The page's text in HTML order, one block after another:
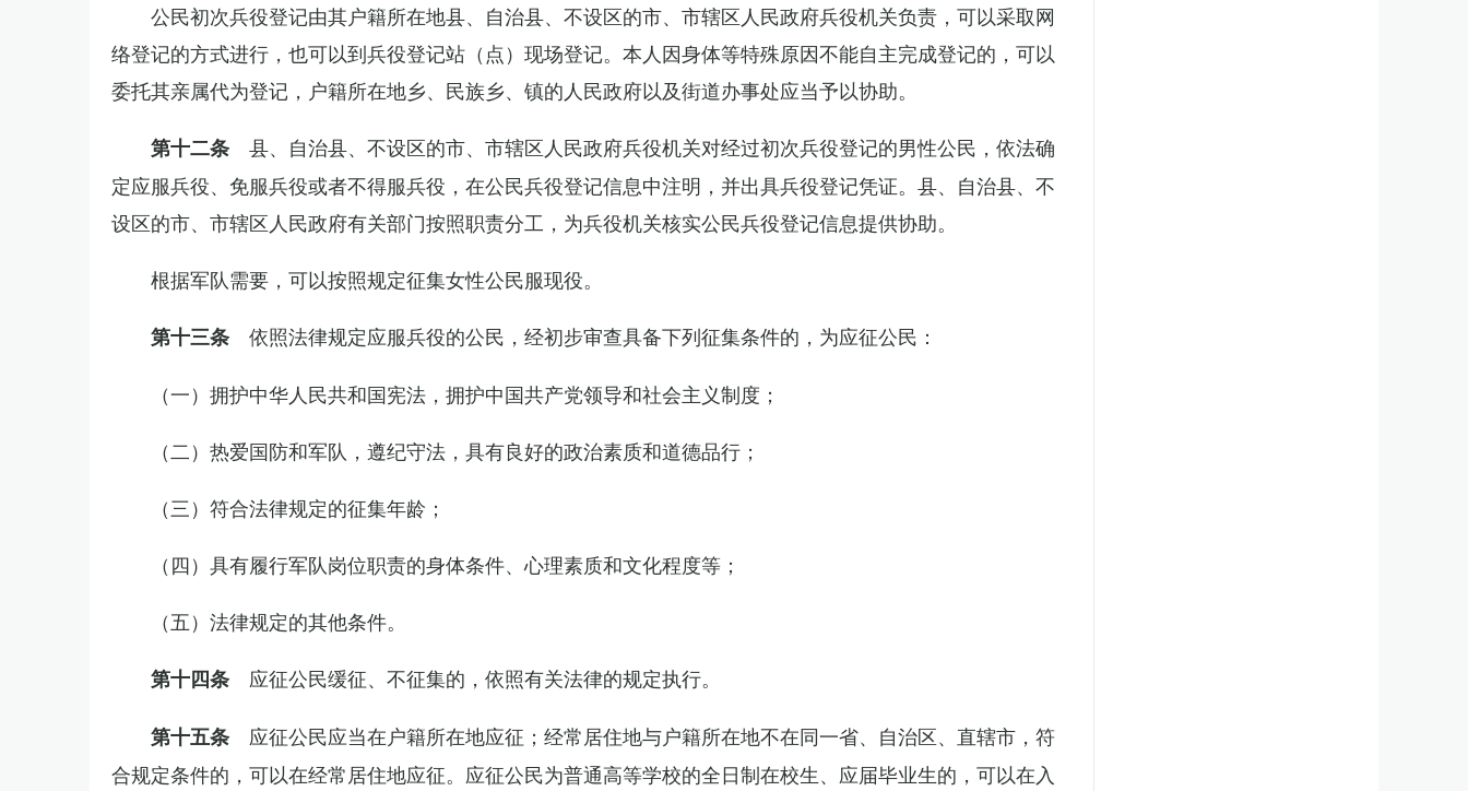
公民初次兵役登记由其户籍所在地县、自治县、不设区的市、市辖区人民政府兵役机关负责，可以采取网
络登记的方式进行，也可以到兵役登记站（点）现场登记。本人因身体等特殊原因不能自主完成登记的，可以
委托其亲属代为登记，户籍所在地乡、民族乡、镇的人民政府以及街道办事处应当予以协助。
第十二条 县、自治县、不设区的市、市辖区人民政府兵役机关对经过初次兵役登记的男性公民，依法确
定应服兵役、免服兵役或者不得服兵役，在公民兵役登记信息中注明，并出具兵役登记凭证。县、自治县、不
设区的市、市辖区人民政府有关部门按照职责分工，为兵役机关核实公民兵役登记信息提供协助。
根据军队需要，可以按照规定征集女性公民服现役。
第十三条 依照法律规定应服兵役的公民，经初步审查具备下列征集条件的，为应征公民：
（一）拥护中华人民共和国宪法，拥护中国共产党领导和社会主义制度；
（二）热爱国防和军队，遵纪守法，具有良好的政治素质和道德品行；
（三）符合法律规定的征集年龄；
（四）具有履行军队岗位职责的身体条件、心理素质和文化程度等；
（五）法律规定的其他条件。
第十四条 应征公民缓征、不征集的，依照有关法律的规定执行。
第十五条 应征公民应当在户籍所在地应征；经常居住地与户籍所在地不在同一省、自治区、直辖市，符
合规定条件的，可以在经常居住地应征。应征公民为普通高等学校的全日制在校生、应届毕业生的，可以在入